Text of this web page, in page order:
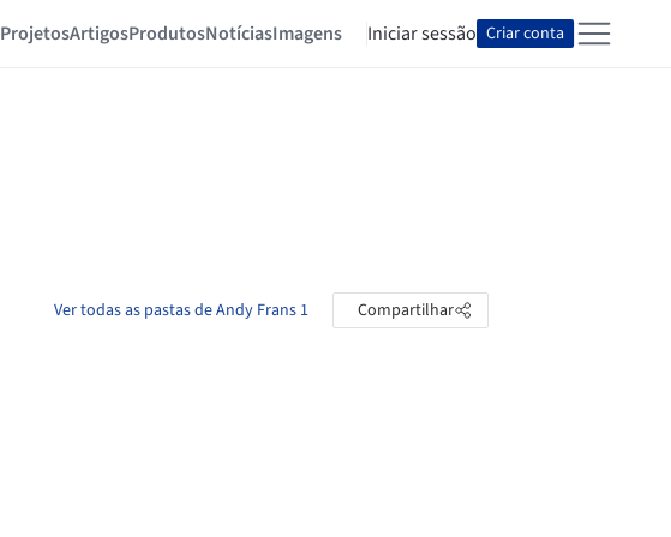
ProjetosArtigosProdutosNotíciasImagens Iniciar sessão Criar conta
Ver todas as pastas de Andy Frans 1 Compartilhar